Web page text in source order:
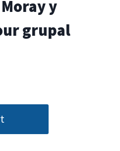
y
grupal